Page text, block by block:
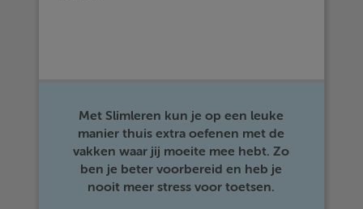
Met Slimleren kun je op een leuke
manier thuis extra oefenen met de
vakken waar jij moeite mee hebt. Zo
ben je beter voorbereid en heb je
nooit meer stress voor toetsen.